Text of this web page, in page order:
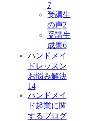
7
受講生
の声2
受講生
成果6
ハンドメイ
ドレッスン
お悩み解決
14
ハンドメイ
ド起業に関
するブログ